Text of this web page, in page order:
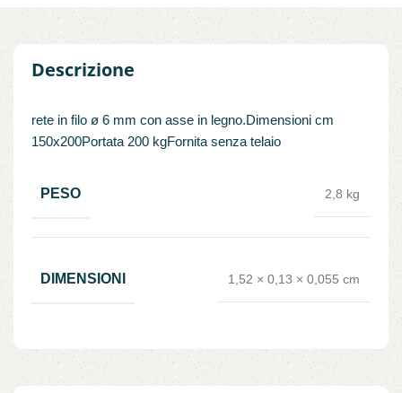
Descrizione
rete in filo ø 6 mm con asse in legno.Dimensioni cm
150x200Portata 200 kgFornita senza telaio
PESO 2,8 kg
DIMENSIONI 1,52 × 0,13 × 0,055 cm